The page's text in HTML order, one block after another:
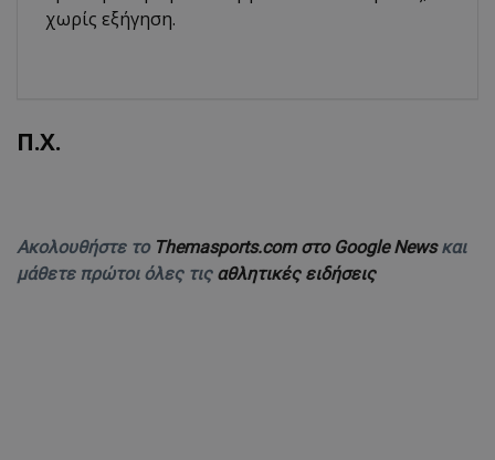
χωρίς εξήγηση.
Π.Χ.
Ακολουθήστε το Themasports.com στο Google Newsκαι
μάθετε πρώτοι όλες τις αθλητικές ειδήσεις